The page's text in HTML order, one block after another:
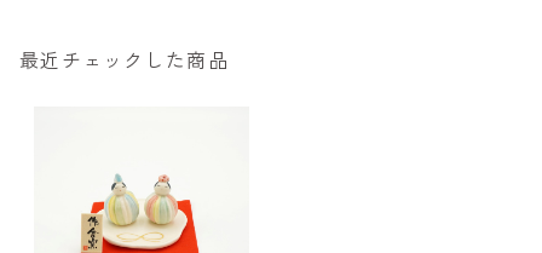
最近チェックした商品